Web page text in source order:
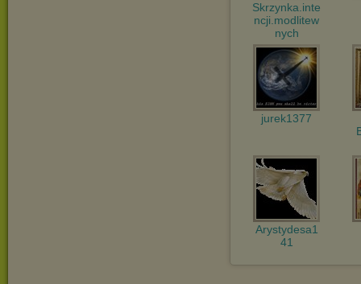
Skrzynka.inte
ncji.modlitew
nych
jurek1377
Arystydesa1
41